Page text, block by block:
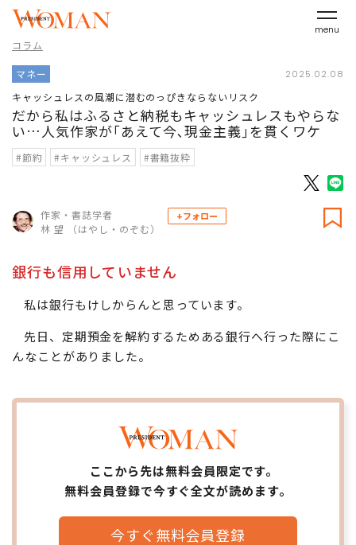
menu
コラム
マネー 2025.02.08
キャッシュレスの風潮に潜むのっぴきならないリスク
だから私はふるさと納税もキャッシュレスもやらな
い…人気作家が｢あえて今､現金主義｣を貫くワケ
#節約 #キャッシュレス #書籍抜粋
作家・書誌学者
林 望 （はやし・のぞむ）
+フォロー
銀行も信用していません
私は銀行もけしからんと思っています。
先日、定期預金を解約するためある銀行へ行った際にこ
んなことがありました。
ここから先は無料会員限定です。
無料会員登録で今すぐ全文が読めます。
今すぐ無料会員登録